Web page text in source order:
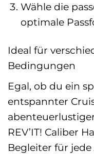
Wähle die
optimale
Ideal für
Bedingungen
Egal, ob du ein
entspannter
REV’IT! Caliber
Begleiter für